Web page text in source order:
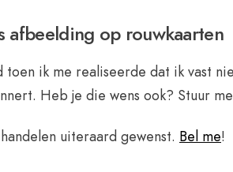
afbeelding op rouwkaarten
toen ik me realiseerde dat ik vast
Heb je die wens ook? Stuur
uiteraard gewenst. Bel me!